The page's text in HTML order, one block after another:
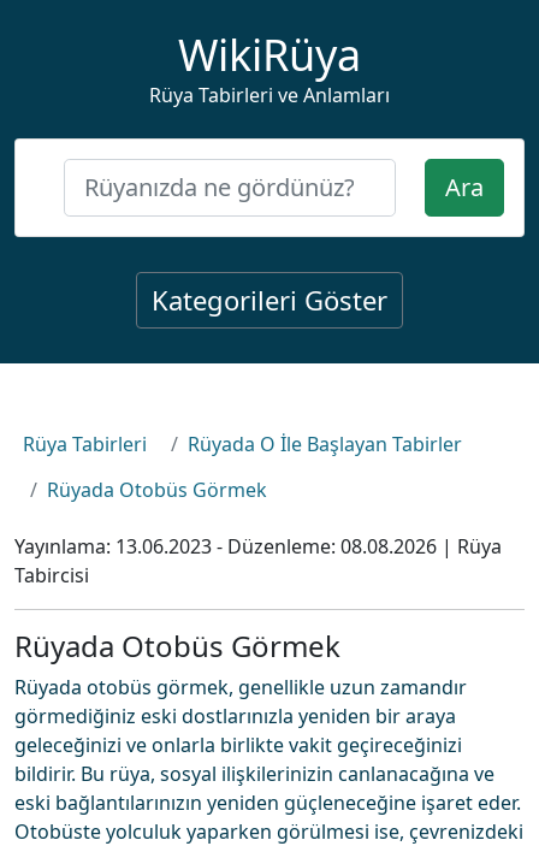
WikiRüya
Rüya Tabirleri ve Anlamları
Ara
Kategorileri Göster
Rüya Tabirleri
Rüyada O İle Başlayan Tabirler
Rüyada Otobüs Görmek
Yayınlama: 13.06.2023- Düzenleme: 08.08.2026 | Rüya
Tabircisi
Rüyada Otobüs Görmek
Rüyada otobüs görmek, genellikle uzun zamandır
görmediğiniz eski dostlarınızla yeniden bir araya
geleceğinizi ve onlarla birlikte vakit geçireceğinizi
bildirir. Bu rüya, sosyal ilişkilerinizin canlanacağına ve
eski bağlantılarınızın yeniden güçleneceğine işaret eder.
Otobüste yolculuk yaparken görülmesi ise, çevrenizdeki